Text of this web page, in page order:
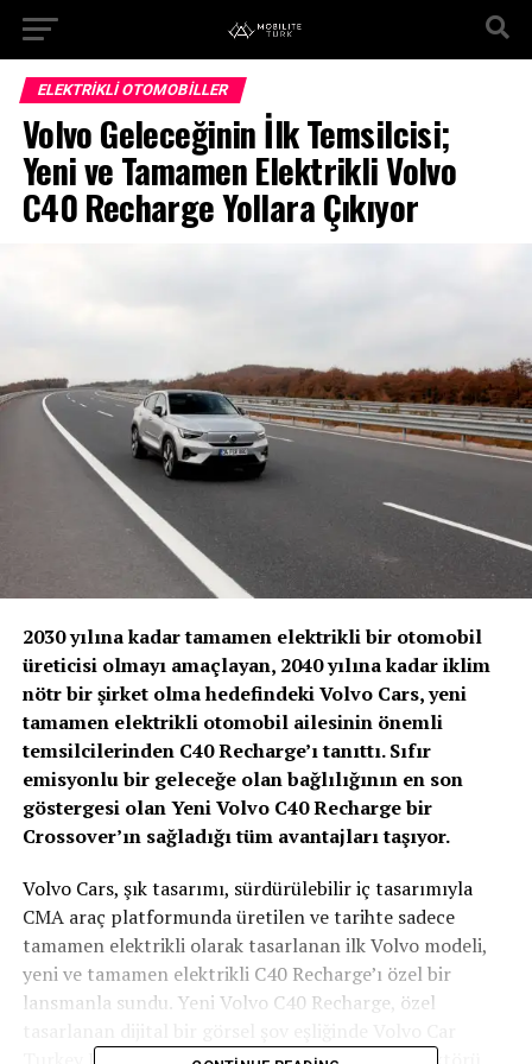
ELEKTRIKLI OTOMOBILLER
Volvo Geleceğinin İlk Temsilcisi;
Yeni ve Tamamen Elektrikli Volvo
C40 Recharge Yollara Çıkıyor
2030 yılına kadar tamamen elektrikli bir otomobil
üreticisi olmayı amaçlayan, 2040 yılına kadar iklim
nötr bir şirket olma hedefindeki Volvo Cars, yeni
tamamen elektrikli otomobil ailesinin önemli
temsilcilerinden C40 Recharge’ı tanıttı. Sıfır
emisyonlu bir geleceğe olan bağlılığının en son
göstergesi olan Yeni Volvo C40 Recharge bir
Crossover’ın sağladığı tüm avantajları taşıyor.
Volvo Cars, şık tasarımı, sürdürülebilir iç tasarımıyla
CMA araç platformunda üretilen ve tarihte sadece
tamamen elektrikli olarak tasarlanan ilk Volvo modeli,
yeni ve tamamen elektrikli C40 Recharge’ı özel bir
lansmanla sundu. Yeni Volvo C40 Recharge, özel